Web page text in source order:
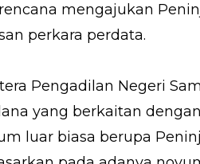
mengajukan
perkara perdata.
Pengadilan Negeri
yang berkaitan
luar biasa berupa